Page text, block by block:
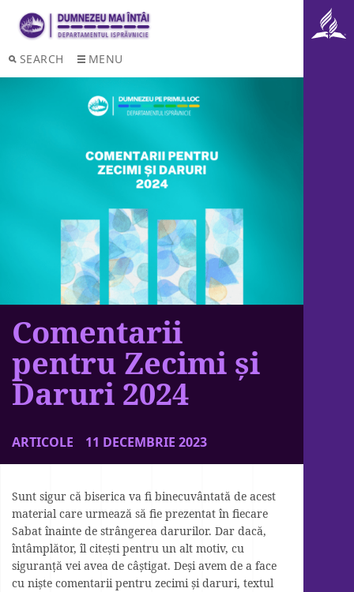
SEARCH MENU
Comentarii
pentru Zecimi și
Daruri 2024
ARTICOLE 11 DECEMBRIE 2023
Sunt sigur că biserica va fi binecuvântată de acest
material care urmează să fie prezentat în fiecare
Sabat înainte de strângerea darurilor. Dar dacă,
întâmplător, îl citești pentru un alt motiv, cu
siguranță vei avea de câștigat. Deși avem de a face
cu niște comentarii pentru zecimi și daruri, textul